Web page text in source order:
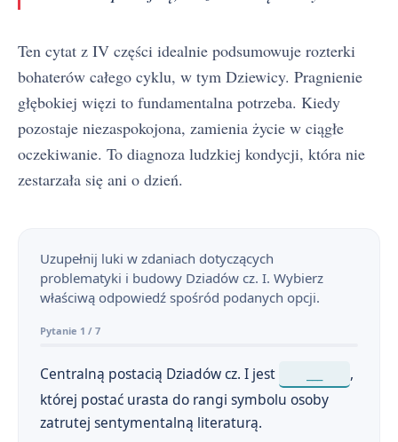
Ten cytat z IV części idealnie podsumowuje rozterki
bohaterów całego cyklu, w tym Dziewicy. Pragnienie
głębokiej więzi to fundamentalna potrzeba. Kiedy
pozostaje niezaspokojona, zamienia życie w ciągłe
oczekiwanie. To diagnoza ludzkiej kondycji, która nie
zestarzała się ani o dzień.
Uzupełnij luki w zdaniach dotyczących
problematyki i budowy Dziadów cz. I. Wybierz
właściwą odpowiedź spośród podanych opcji.
Pytanie 1 / 7
Centralną postacią Dziadów cz. I jest
,
której postać urasta do rangi symbolu osoby
zatrutej sentymentalną literaturą.